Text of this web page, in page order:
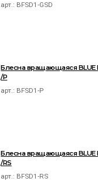
арт.: BFSD1-GSD
Блесна вращающаяся BLUE
/P
арт.: BFSD1-P
Блесна вращающаяся BLUE
/RS
арт.: BFSD1-RS